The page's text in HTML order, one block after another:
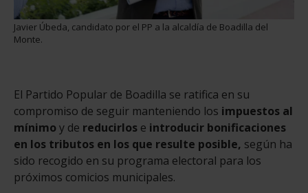
Javier Úbeda, candidato por el PP a la alcaldía de Boadilla del
Monte.
El Partido Popular de Boadilla se ratifica en su
compromiso de seguir manteniendo los impuestos al
mínimo y de reducirlos e introducir bonificaciones
en los tributos en los que resulte posible, según ha
sido recogido en su programa electoral para los
próximos comicios municipales.